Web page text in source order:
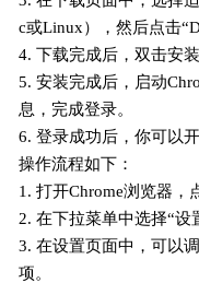
c或Linux），然后点击
4. 下载完成后，双击安
5. 安装完成后，启动
息，完成登录。
6. 登录成功后，你可以
操作流程如下：
1. 打开Chrome浏览器，
2. 在下拉菜单中选择“设
3. 在设置页面中，可以
项。